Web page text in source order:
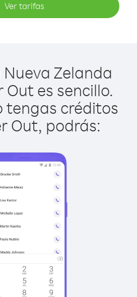
Ver tarifas
Zelanda
Out es sencillo.
tengas créditos
Out, podrás: